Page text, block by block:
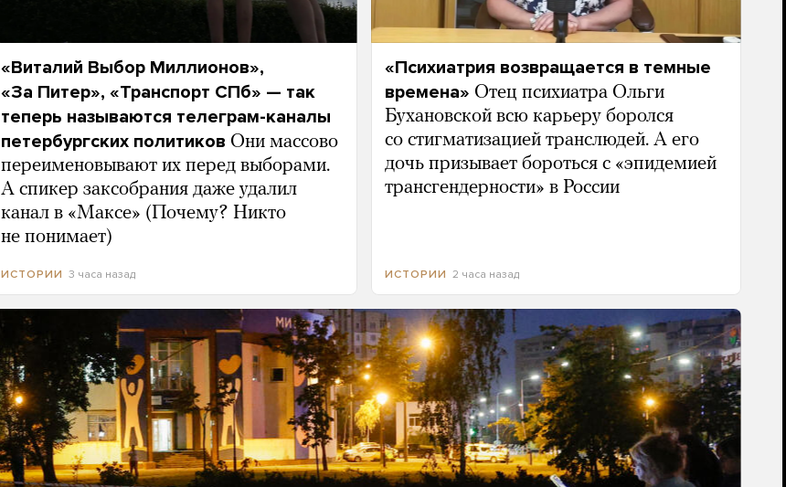
«Виталий Выбор Миллионов»,
«За Питер», «Транспорт СПб» — так
теперь называются телеграм-каналы
петербургских политиков Они массово
переименовывают их перед выборами.
А спикер заксобрания даже удалил
канал в «Максе» (Почему? Никто
не понимает)
ИСТОРИИ 3 часа назад
«Психиатрия возвращается в темные
времена» Отец психиатра Ольги
Бухановской всю карьеру боролся
со стигматизацией транслюдей. А его
дочь призывает бороться с «эпидемией
трансгендерности» в России
ИСТОРИИ 2 часа назад